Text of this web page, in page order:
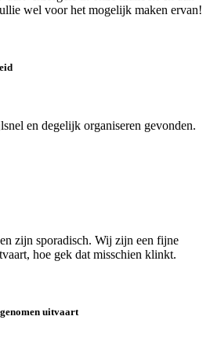
wel voor het mogelijk maken ervan!
en degelijk organiseren gevonden.
zijn sporadisch. Wij zijn een fijne
hoe gek dat misschien klinkt.
uitvaart